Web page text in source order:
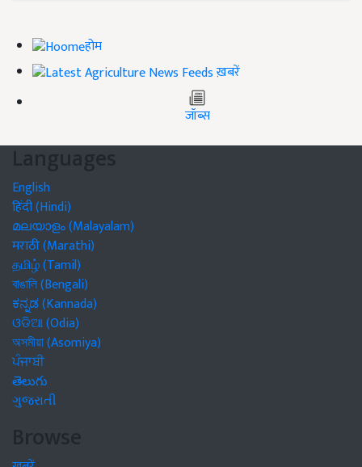
होम
ख़बरें
जॉब्स
Languages
English
हिंदी (Hindi)
മലയാളം (Malayalam)
मराठी (Marathi)
தமிழ் (Tamil)
বাঙালি (Bengali)
ಕನ್ನಡ (Kannada)
ଓଡିଆ (Odia)
অসমীয়া (Asomiya)
ਪੰਜਾਬੀ
తెలుగు
ગુજરાતી
Browse